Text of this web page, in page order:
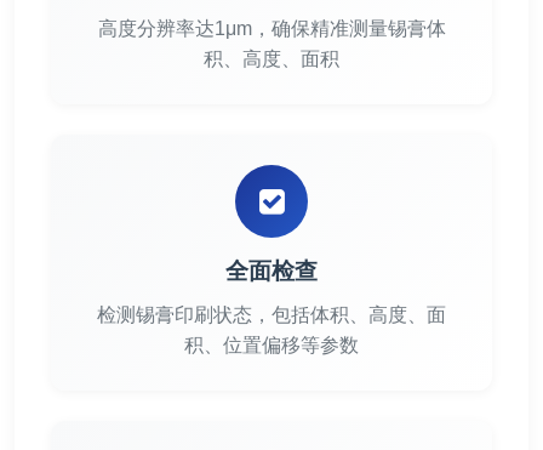
高度分辨率达1μm，确保精准测量锡膏体
积、高度、面积
全面检查
检测锡膏印刷状态，包括体积、高度、面
积、位置偏移等参数